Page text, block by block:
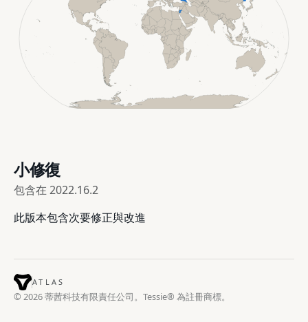
小修復
包含在 2022.16.2
此版本包含次要修正與改進
ATLAS
© 2026 蒂茜科技有限責任公司。Tessie® 為註冊商標。